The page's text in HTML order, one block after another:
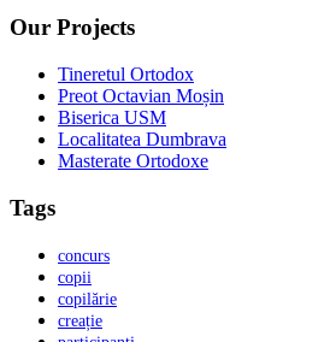
Our Projects
Tineretul Ortodox
Preot Octavian Moșin
Biserica USM
Localitatea Dumbrava
Masterate Ortodoxe
Tags
concurs
copii
copilărie
creație